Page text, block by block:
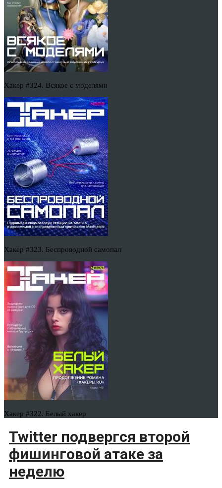
Хакер #324. Всякое с моделями
Хакер #323. Беспроводной самопал
Хакер #322. Белый хакер
Twitter подвергся второй
фишинговой атаке за
неделю